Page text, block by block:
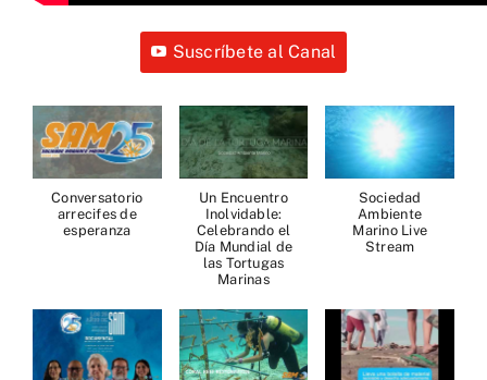
Suscríbete al Canal
Conversatorio
arrecifes de
esperanza
Un Encuentro
Inolvidable:
Celebrando el
Día Mundial de
las Tortugas
Marinas
Sociedad
Ambiente
Marino Live
Stream